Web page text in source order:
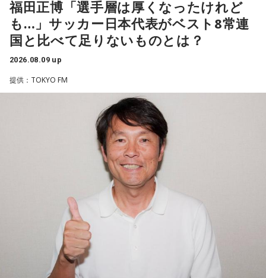
ることを明かした。また、歌手はレコーディングを終えた
後、自分自身が“演出家”となって楽曲を育てていく仕事でもあ
ると語り、長年培ってきた表現者としての思いを語った。
ューから間もなく所属レコード会社がなくなり、「どこへ行
けばいいの？」と途方に暮れたことや、芸名を何度も変えな
がら挑戦を続けてきた日々を振り返る。それでも諦めずに歌
い続けた経験が、45周年記念シングル「露天の花」に込めた
「どんな環境でも花は咲く」「その場所で咲く花がある」と
いうメッセージにつながっていると話した。人生は何度でも
立ち上がれるという応援歌は、自身の歩みそのものでもある
さらに、趣味についてもトークを展開。愛犬と過ごす時間を
増やすために驚くべきあるものを購入したと言う。さて何を
購入したのか…？ 詳しくはradikoタイムフリーで！
福田正博「選手層は厚くなったけれど
も…」サッカー日本代表がベスト8常連
国と比べて足りないものとは？
2026.08.09 up
提供：TOKYO FM